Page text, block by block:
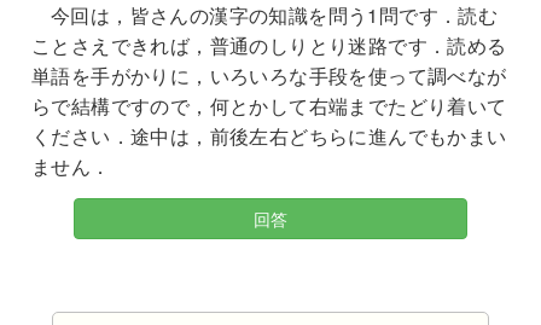
今回は，皆さんの漢字の知識を問う1問です．読む
ことさえできれば，普通のしりとり迷路です．読める
単語を手がかりに，いろいろな手段を使って調べなが
らで結構ですので，何とかして右端までたどり着いて
ください．途中は，前後左右どちらに進んでもかまい
ません．
回答